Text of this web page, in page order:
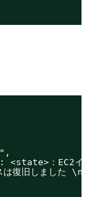
：EC2インスタ
復旧しました